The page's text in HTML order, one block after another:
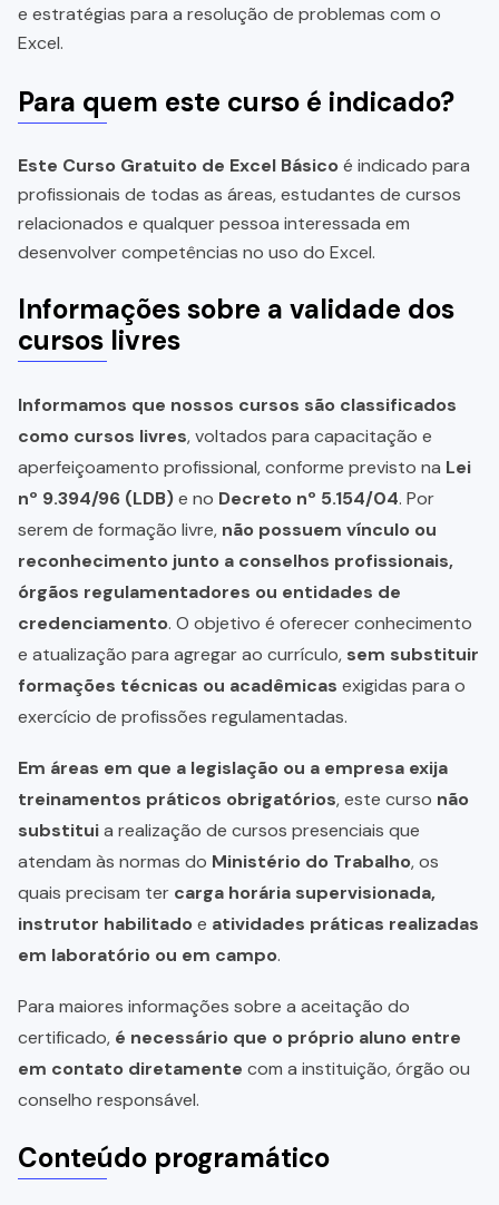
e estratégias para a resolução de problemas com o
Excel.
Para quem este curso é indicado?
Este Curso Gratuito de Excel Básicoé indicado para
profissionais de todas as áreas, estudantes de cursos
relacionados e qualquer pessoa interessada em
desenvolver competências no uso do Excel.
Informações sobre a validade dos
cursos livres
Informamos que nossos cursos são classificados
como cursos livres, voltados para capacitação e
aperfeiçoamento profissional, conforme previsto na Lei
nº 9.394/96 (LDB)e no Decreto nº 5.154/04. Por
serem de formação livre, não possuem vínculo ou
reconhecimento junto a conselhos profissionais,
órgãos regulamentadores ou entidades de
credenciamento. O objetivo é oferecer conhecimento
e atualização para agregar ao currículo, sem substituir
formações técnicas ou acadêmicas exigidas para o
exercício de profissões regulamentadas.
Em áreas em que a legislação ou a empresa exija
treinamentos práticos obrigatórios, este curso não
substituia realização de cursos presenciais que
atendam às normas do Ministério do Trabalho, os
quais precisam ter carga horária supervisionada,
instrutor habilitadoe atividades práticas realizadas
em laboratório ou em campo.
Para maiores informações sobre a aceitação do
certificado, é necessário que o próprio aluno entre
em contato diretamente com a instituição, órgão ou
conselho responsável.
Conteúdo programático